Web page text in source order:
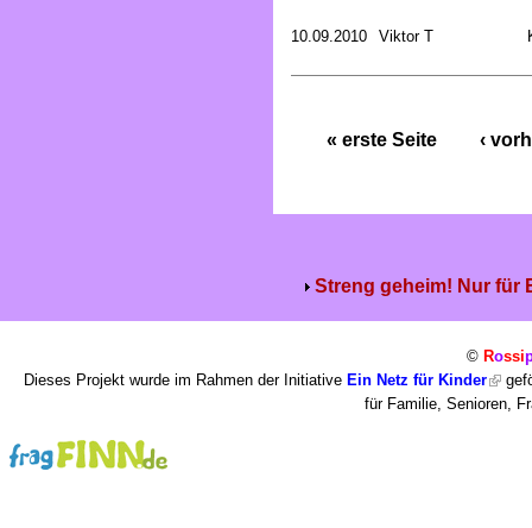
10.09.2010 Viktor T
« erste Seite ‹
Streng geheim! Nur für
© Rossi
Dieses Projekt wurde im Rahmen der Initiative Ein Netz für Kinder
für Familie, Senioren,